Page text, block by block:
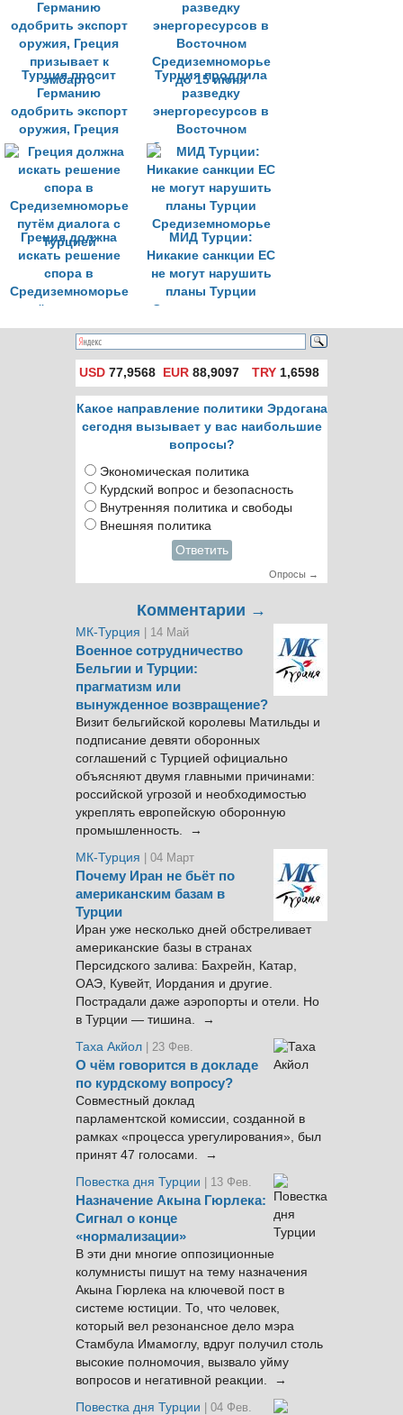
Грецией и Турцией
Турция просит
Германию
одобрить экспорт
оружия, Греция
призывает к
эмбарго
Турция продлила
разведку
энергоресурсов в
Восточном
Средиземноморье
до 15 июня
Греция должна
искать решение
спора в
Средиземноморье
путём диалога с
Турцией
МИД Турции:
Никакие санкции ЕС
не могут нарушить
планы Турции
Средиземноморье
USD 77,9568 EUR 88,9097 TRY1,6598
Какое направление политики Эрдогана
сегодня вызывает у вас наибольшие
вопросы?
Экономическая политика
Курдский вопрос и безопасность
Внутренняя политика и свободы
Внешняя политика
Ответить
Опросы →
Комментарии →
МК-Турция | 14 Май
Военное сотрудничество
Бельгии и Турции:
прагматизм или
вынужденное возвращение?
Визит бельгийской королевы Матильды и
подписание девяти оборонных
соглашений с Турцией официально
объясняют двумя главными причинами:
российской угрозой и необходимостью
укреплять европейскую оборонную
промышленность. →
МК-Турция
| 04 Март
Почему Иран не бьёт по
американским базам в
Турции
Иран уже несколько дней обстреливает
американские базы в странах
Персидского залива: Бахрейн, Катар,
ОАЭ, Кувейт, Иордания и другие.
Пострадали даже аэропорты и отели. Но
в Турции — тишина. →
Таха Акйол | 23 Фев.
О чём говорится в докладе
по курдскому вопросу?
Совместный доклад
парламентской комиссии, созданной в
рамках «процесса урегулирования», был
принят 47 голосами. →
Повестка дня Турции
| 13 Фев.
Назначение Акына Гюрлека:
Сигнал о конце
«нормализации»
В эти дни многие оппозиционные
колумнисты пишут на тему назначения
Акына Гюрлека на ключевой пост в
системе юстиции. То, что человек,
который вел резонансное дело мэра
Стамбула Имамоглу, вдруг получил столь
высокие полномочия, вызвало уйму
вопросов и негативной реакции. →
Повестка дня Турции
| 04 Фев.